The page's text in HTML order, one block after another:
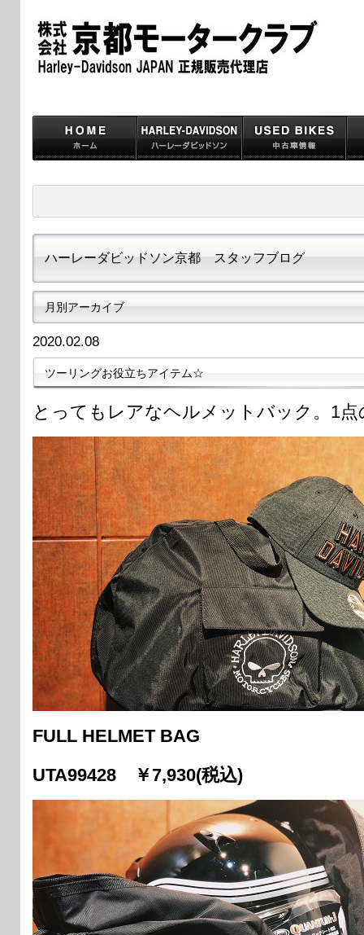
ハーレーダビッドソン京都 スタッフブログ
月別アーカイブ
2020.02.08
ツーリングお役立ちアイテム☆
とってもレアなヘルメットバック。1
FULL HELMET BAG
UTA99428 ￥7,930(税込)